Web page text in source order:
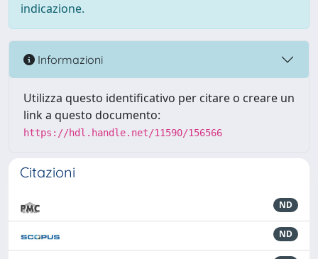
indicazione.
Informazioni
Utilizza questo identificativo per citare o creare un
link a questo documento:
https://hdl.handle.net/11590/156566
Citazioni
ND
ND